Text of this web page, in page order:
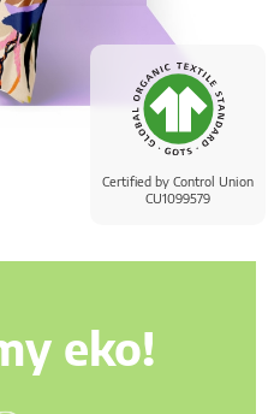
Certified by Control Union
CU1099579
eko!